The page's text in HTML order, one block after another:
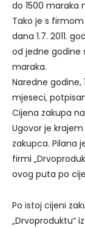
do 1500 maraka
Tako je s
dana 1.7. 2011.
od jedne godine
maraka.
Naredne godine,
mjeseci,
Cijena zakupa
Ugovor je
zakupca. Pilana
firmi
ovog puta po
Po istoj cijeni
„Drvoproduktu“